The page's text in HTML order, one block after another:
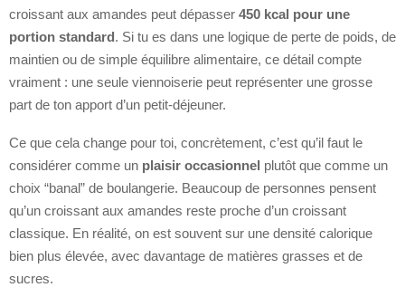
croissant aux amandes peut dépasser 450 kcal pour une
portion standard. Si tu es dans une logique de perte de poids, de
maintien ou de simple équilibre alimentaire, ce détail compte
vraiment : une seule viennoiserie peut représenter une grosse
part de ton apport d’un petit-déjeuner.
Ce que cela change pour toi, concrètement, c’est qu’il faut le
considérer comme un plaisir occasionnel plutôt que comme un
choix “banal” de boulangerie. Beaucoup de personnes pensent
qu’un croissant aux amandes reste proche d’un croissant
classique. En réalité, on est souvent sur une densité calorique
bien plus élevée, avec davantage de matières grasses et de
sucres.